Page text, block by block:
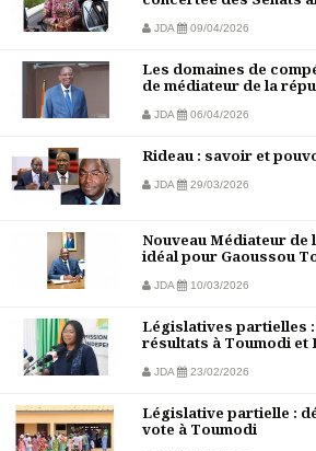
JDA 09/04/2026
Les domaines de
de médiateur de la
JDA 06/04/2026
Rideau : savoir et
JDA 29/03/2026
Nouveau Médiateur
idéal pour Gaoussou
JDA 10/03/2026
Législatives partielles
résultats à Toumodi et
JDA 23/02/2026
Législative partielle :
vote à Toumodi